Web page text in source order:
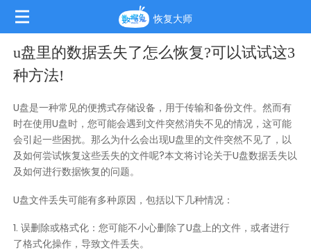
恢复大师
u盘里的数据丢失了怎么恢复?可以试试这3
种方法!
U盘是一种常见的便携式存储设备，用于传输和备份文件。然而有
时在使用U盘时，您可能会遇到文件突然消失不见的情况，这可能
会引起一些困扰。那么为什么会出现U盘里的文件突然不见了，以
及如何尝试恢复这些丢失的文件呢?本文将讨论关于U盘数据丢失以
及如何进行数据恢复的问题。
U盘文件丢失可能有多种原因，包括以下几种情况：
1. 误删除或格式化：您可能不小心删除了U盘上的文件，或者进行
了格式化操作，导致文件丢失。